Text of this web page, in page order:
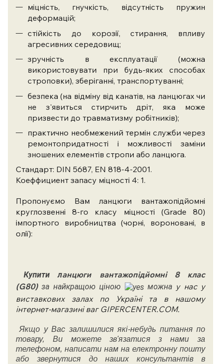
міцність, гнучкість, відсутність пружин
деформацій;
стійкість до корозії, стирання, впливу
агресивних середовищ;
зручність в експлуатації (можна
використовувати при будь-яких способах
строповки), зберіганні, транспортуванні;
безпека (на відміну від канатів, на ланцюгах чи
не з'явиться стирчить дріт, яка може
призвести до травматизму робітників);
практично необмежений термін служби через
ремонтопридатності і можливості заміни
зношених елементів стропи або ланцюга.
Стандарт: DIN 5687, EN 818-4-2001.
Коеффициент запасу міцності 4: 1.
Пропонуємо Вам ланцюги вантажопідйомні
круглозвенні 8-го класу міцності (Grade 80)
імпортного виробництва (чорні, вороновані, в
олії):
Купити ланцюги вантажопідйомні 8 клас
(G80)за найкращою ціною можна у нас у
виставкових залах по Україні та в нашому
інтернет-магазині ваг GIPERCENTER.COM.
Якщо у Вас залишилися які-небудь питання по
товару, Ви можете зв'язатися з нами за
телефоном, написати нам на електронну пошту
або звернутися до наших консультантів в